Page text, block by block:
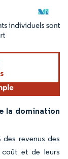
attribution sous CC BY
la domination
des revenus des
et de leurs